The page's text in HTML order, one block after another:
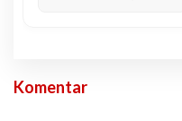
Komentar